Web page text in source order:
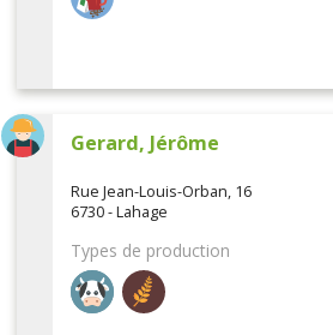
Gerard, Jérôme
Rue Jean-Louis-Orban, 16
6730 - Lahage
Types de production